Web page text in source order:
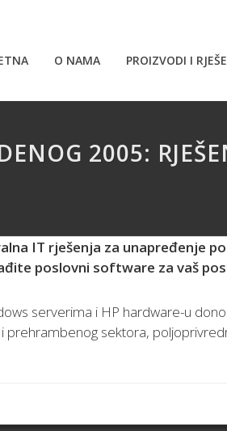
O NAMA PROIZVODI I
2005:
IT rješenja za unapređenje
poslovni software za vaš
serverima i HP hardware-u
prehrambenog sektora,